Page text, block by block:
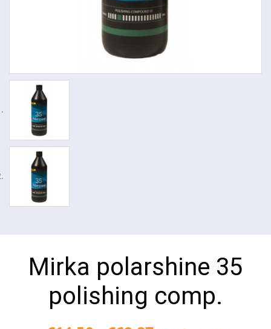
Mirka polarshine 35
polishing comp.